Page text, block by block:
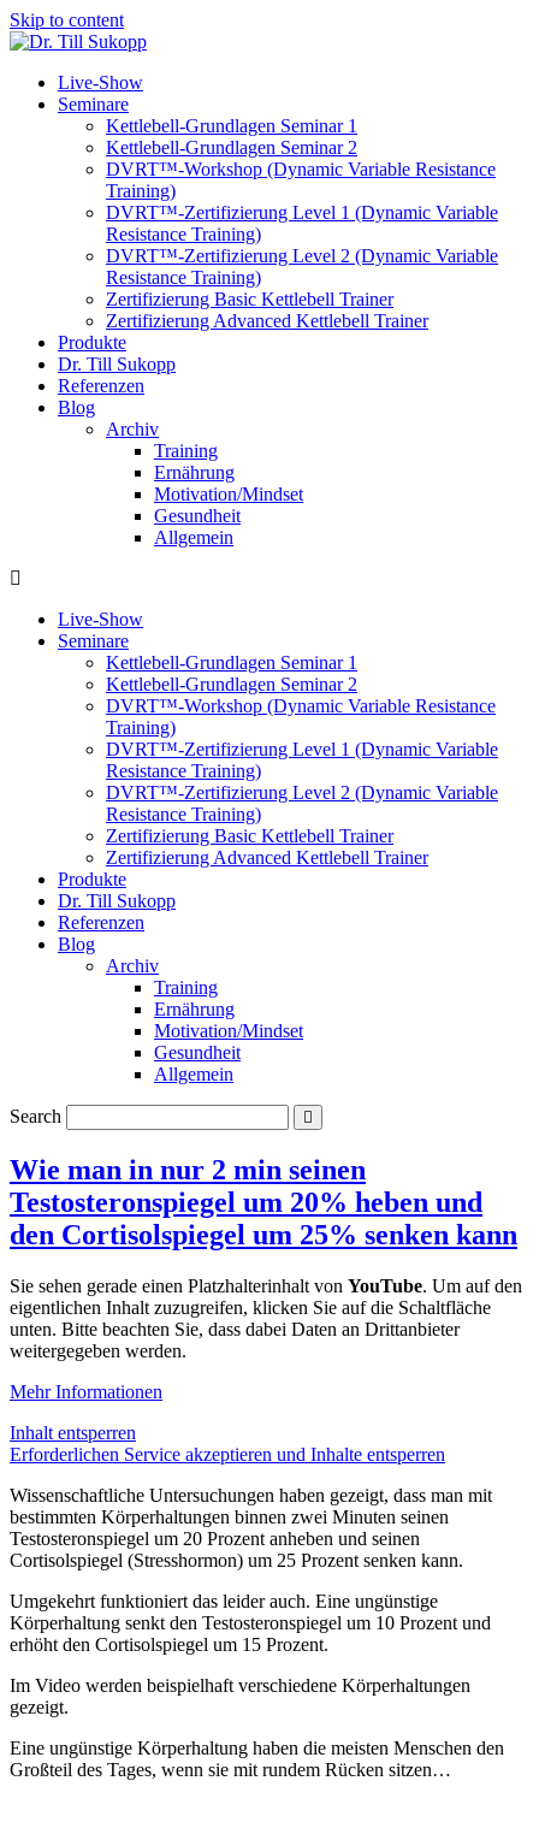
Skip to content
Live-Show
Seminare
Kettlebell-Grundlagen Seminar 1
Kettlebell-Grundlagen Seminar 2
DVRT™-Workshop (Dynamic Variable Resistance
Training)
DVRT™-Zertifizierung Level 1 (Dynamic Variable
Resistance Training)
DVRT™-Zertifizierung Level 2 (Dynamic Variable
Resistance Training)
Zertifizierung Basic Kettlebell Trainer
Zertifizierung Advanced Kettlebell Trainer
Produkte
Dr. Till Sukopp
Referenzen
Blog
Archiv
Training
Ernährung
Motivation/Mindset
Gesundheit
Allgemein
Live-Show
Seminare
Kettlebell-Grundlagen Seminar 1
Kettlebell-Grundlagen Seminar 2
DVRT™-Workshop (Dynamic Variable Resistance
Training)
DVRT™-Zertifizierung Level 1 (Dynamic Variable
Resistance Training)
DVRT™-Zertifizierung Level 2 (Dynamic Variable
Resistance Training)
Zertifizierung Basic Kettlebell Trainer
Zertifizierung Advanced Kettlebell Trainer
Produkte
Dr. Till Sukopp
Referenzen
Blog
Archiv
Training
Ernährung
Motivation/Mindset
Gesundheit
Allgemein
Search
Wie man in nur 2 min seinen
Testosteronspiegel um 20% heben und
den Cortisolspiegel um 25% senken kann
Sie sehen gerade einen Platzhalterinhalt von YouTube. Um auf den
eigentlichen Inhalt zuzugreifen, klicken Sie auf die Schaltfläche
unten. Bitte beachten Sie, dass dabei Daten an Drittanbieter
weitergegeben werden.
Mehr Informationen
Inhalt entsperren
Erforderlichen Service akzeptieren und Inhalte entsperren
Wissenschaftliche Untersuchungen haben gezeigt, dass man mit
bestimmten Körperhaltungen binnen zwei Minuten seinen
Testosteronspiegel um 20 Prozent anheben und seinen
Cortisolspiegel (Stresshormon) um 25 Prozent senken kann.
Umgekehrt funktioniert das leider auch. Eine ungünstige
Körperhaltung senkt den Testosteronspiegel um 10 Prozent und
erhöht den Cortisolspiegel um 15 Prozent.
Im Video werden beispielhaft verschiedene Körperhaltungen
gezeigt.
Eine ungünstige Körperhaltung haben die meisten Menschen den
Großteil des Tages, wenn sie mit rundem Rücken sitzen…